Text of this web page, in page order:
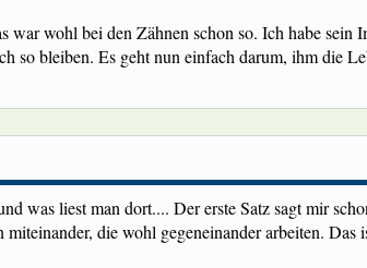
wohl bei den Zähnen schon so. Ich habe sein
so bleiben. Es geht nun einfach darum, ihm die
was liest man dort.... Der erste Satz sagt mir
die wohl gegeneinander arbeiten.